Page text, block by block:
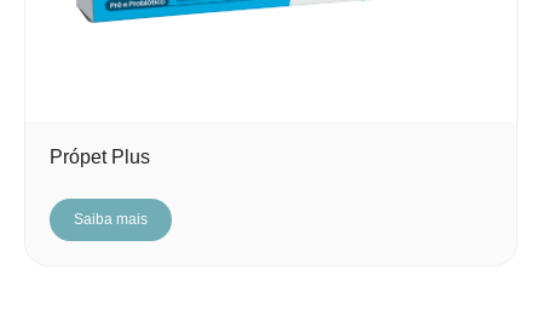
Própet Plus
Saiba mais